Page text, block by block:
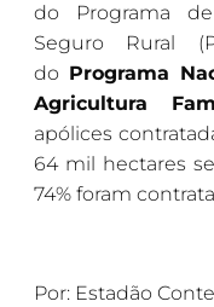
do Programa
Seguro Rural
do Programa
Agricultura
apólices
64 mil hectares
74% foram
Por: Estadão